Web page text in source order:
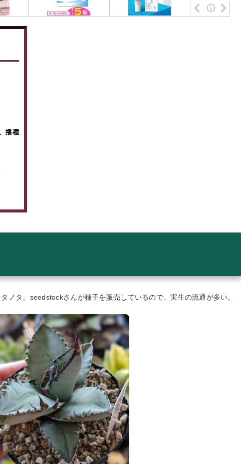
播種
ノタ。seedstockさんが種子を販売しているので、実生の流通が多い。